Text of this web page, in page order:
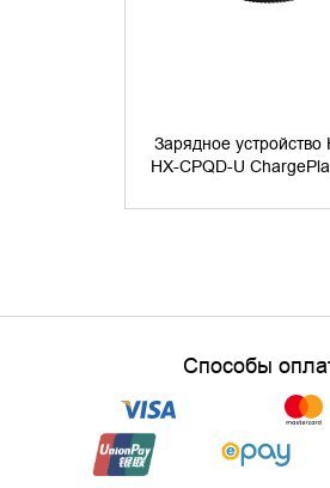
Зарядное устройство
HX-CPQD-U
Способы